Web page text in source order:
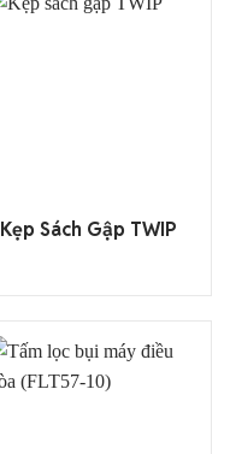
Kẹp Sách Gập TWIP